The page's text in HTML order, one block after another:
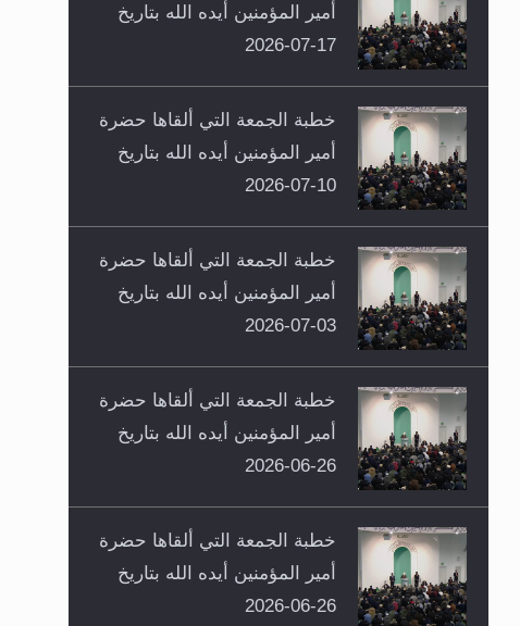
أمير المؤمنين أيده الله بتاريخ
17-07-2026
خطبة الجمعة التي ألقاها حضرة
أمير المؤمنين أيده الله بتاريخ
10-07-2026
خطبة الجمعة التي ألقاها حضرة
أمير المؤمنين أيده الله بتاريخ
03-07-2026
خطبة الجمعة التي ألقاها حضرة
أمير المؤمنين أيده الله بتاريخ
26-06-2026
خطبة الجمعة التي ألقاها حضرة
أمير المؤمنين أيده الله بتاريخ
26-06-2026